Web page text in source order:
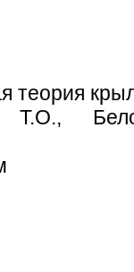
теория